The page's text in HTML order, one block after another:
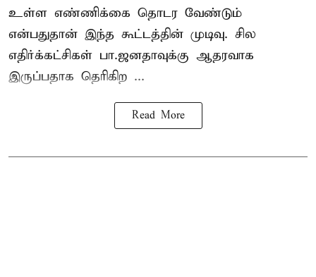
உள்ள எண்ணிக்கை தொடர வேண்டும்
என்பதுதான் இந்த கூட்டத்தின் முடிவு. சில
எதிர்க்கட்சிகள் பா.ஜனதாவுக்கு ஆதரவாக
இருப்பதாக தெரிகிற ...
Read More